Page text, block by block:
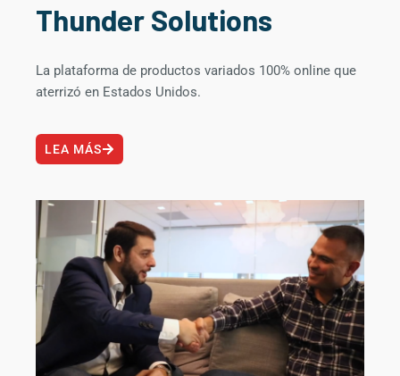
Thunder Solutions
La plataforma de productos variados 100% online que
aterrizó en Estados Unidos.
LEA MÁS